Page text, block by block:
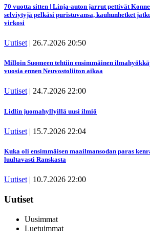
70 vuotta sitten | Linja-auton jarrut pettivät
selviytyjä pelkäsi puristuvansa, kauhunhetket
virkosi
Uutiset | 26.7.2026 20:50
Milloin Suomeen tehtiin ensimmäinen
vuosia ennen Neuvostoliiton aikaa
Uutiset | 24.7.2026 22:00
Lidlin juomahyllyillä uusi ilmiö
Uutiset | 15.7.2026 22:04
Kuka oli ensimmäisen maailmansodan paras
luultavasti Ranskasta
Uutiset | 10.7.2026 22:00
Uutiset
Uusimmat
Luetuimmat